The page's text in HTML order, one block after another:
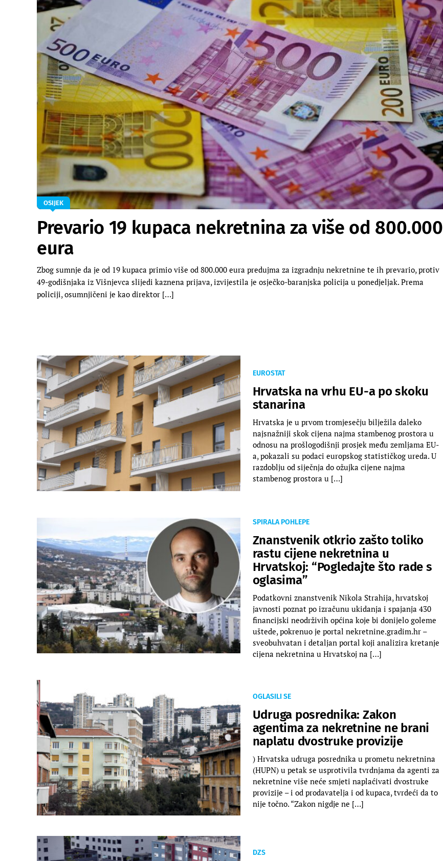
OSIJEK
Prevario 19 kupaca nekretnina za više od 800.000
eura
Zbog sumnje da je od 19 kupaca primio više od 800.000 eura predujma za izgradnju nekretnine te ih prevario, protiv
49-godišnjaka iz Višnjevca slijedi kaznena prijava, izvijestila je osječko-baranjska policija u ponedjeljak. Prema
policiji, osumnjičeni je kao direktor […]
EUROSTAT
Hrvatska na vrhu EU-a po skoku
stanarina
Hrvatska je u prvom tromjesečju bilježila daleko
najsnažniji skok cijena najma stambenog prostora u
odnosu na prošlogodišnji prosjek među zemljama EU-
a, pokazali su podaci europskog statističkog ureda. U
razdoblju od siječnja do ožujka cijene najma
stambenog prostora u […]
SPIRALA POHLEPE
Znanstvenik otkrio zašto toliko
rastu cijene nekretnina u
Hrvatskoj: “Pogledajte što rade s
oglasima”
Podatkovni znanstvenik Nikola Strahija, hrvatskoj
javnosti poznat po izračunu ukidanja i spajanja 430
financijski neodrživih općina koje bi donijelo goleme
uštede, pokrenuo je portal nekretnine.gradim.hr –
sveobuhvatan i detaljan portal koji analizira kretanje
cijena nekretnina u Hrvatskoj na […]
OGLASILI SE
Udruga posrednika: Zakon
agentima za nekretnine ne brani
naplatu dvostruke provizije
) Hrvatska udruga posrednika u prometu nekretnina
(HUPN) u petak se usprotivila tvrdnjama da agenti za
nekretnine više neće smjeti naplaćivati dvostruke
provizije – i od prodavatelja i od kupaca, tvrdeći da to
nije točno. “Zakon nigdje ne […]
DZS